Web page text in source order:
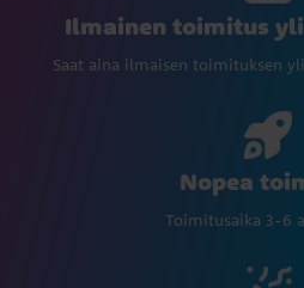
Ilmainen toimitus
Saat aina ilmaisen toimituksen
Nopea
Toimitusaika 3-6